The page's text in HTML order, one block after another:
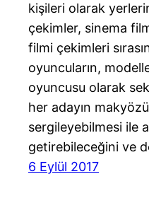
kişileri olarak
çekimler, sinema
filmi çekimleri
oyuncuların,
oyuncusu olarak
her adayın makyözü
sergileyebilmesi ile
getirebileceğini ve
6 Eylül 2017